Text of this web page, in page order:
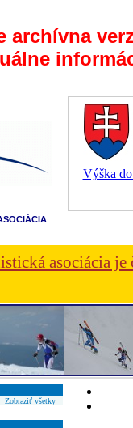
archívna
Výška
asociácia
Zobraziť všetky